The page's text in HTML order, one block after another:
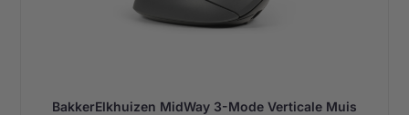
BakkerElkhuizen MidWay 3-Mode Verticale Muis